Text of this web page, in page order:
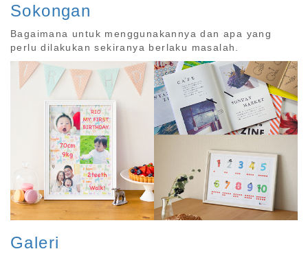
Sokongan
Bagaimana untuk menggunakannya dan apa yang
perlu dilakukan sekiranya berlaku masalah.
Galeri